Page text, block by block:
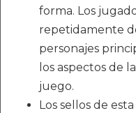
forma. Los
repetidamente
personajes
los aspectos de
juego.
Los sellos de